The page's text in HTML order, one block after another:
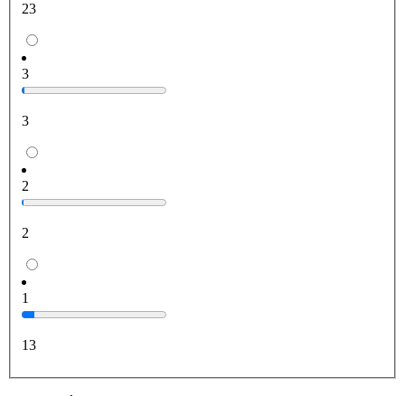
23
3
3
2
2
1
13